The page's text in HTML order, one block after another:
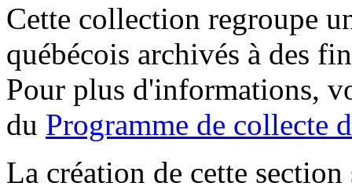
Cette collection regroupe
québécois archivés à des
Pour plus d'informations,
du Programme de collecte
La création de cette